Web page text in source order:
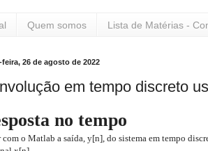
Quem somos Lista de Matérias -
feira, 26 de agosto de 2022
em tempo discreto
no tempo
com o Matlab a saída, y[n], do sistema em tempo